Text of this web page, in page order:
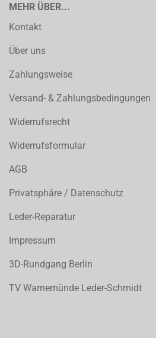
MEHR ÜBER...
Kontakt
Über uns
Zahlungsweise
Versand- & Zahlungsbedingungen
Widerrufsrecht
Widerrufsformular
AGB
Privatsphäre / Datenschutz
Leder-Reparatur
Impressum
3D-Rundgang Berlin
TV Warnemünde Leder-Schmidt